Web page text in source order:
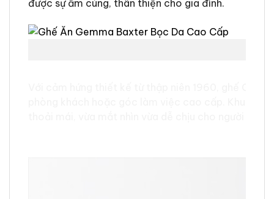
được sự ấm cúng, thân thiện cho gia đình.